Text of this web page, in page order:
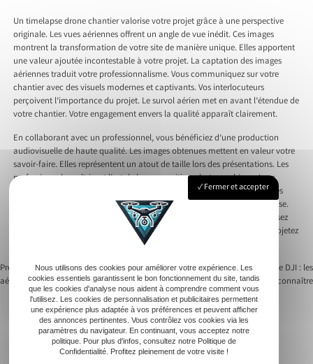
Un timelapse drone chantier valorise votre projet grâce à une perspective
originale. Les vues aériennes offrent un angle de vue inédit. Ces images
montrent la transformation de votre site de manière unique. Elles apportent
une valeur ajoutée incontestable à votre projet. La captation des images
aériennes traduit votre professionnalisme. Vous communiquez sur votre
chantier avec des visuels modernes et captivants. Vos interlocuteurs
perçoivent l’importance du projet. Le survol aérien met en avant l’étendue de
votre chantier. Votre engagement envers la qualité apparaît clairement.
En collaborant avec un professionnel, vous bénéficiez d’une production
audiovisuelle de haute qualité. Les images obtenues mettent en valeur votre
savoir-faire. Elles représentent un atout de taille lors des présentations. Les
professionnels maîtrisent l’art de la composition photographique. Leur
intervention assure une mise en valeur optimale de votre site. Les images
obtenues deviennent une véritable banque d’images pour votre entreprise.
Vous facilitez ainsi vos futures actions marketing et communication. Misez
sur la technologie drone pour optimiser votre stratégie commerciale. Projetez
une image innovante et ambitieuse de votre chantier.
Navigation
l’article
Previous:
Découvrez l’art de la photo
aérienne avec un drone
Next:Photogrammétrie drone DJI : les
essentiels à connaître
Fermer et accepter
Nous utilisons des cookies pour améliorer votre expérience. Les
cookies essentiels garantissent le bon fonctionnement du site, tandis
que les cookies d'analyse nous aident à comprendre comment vous
l'utilisez. Les cookies de personnalisation et publicitaires permettent
une expérience plus adaptée à vos préférences et peuvent afficher
des annonces pertinentes. Vous contrôlez vos cookies via les
paramètres du navigateur. En continuant, vous acceptez notre
politique. Pour plus d'infos, consultez notre Politique de
Confidentialité. Profitez pleinement de votre visite !